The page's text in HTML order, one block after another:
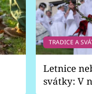
TRADICE A
Letnice
svátky: V